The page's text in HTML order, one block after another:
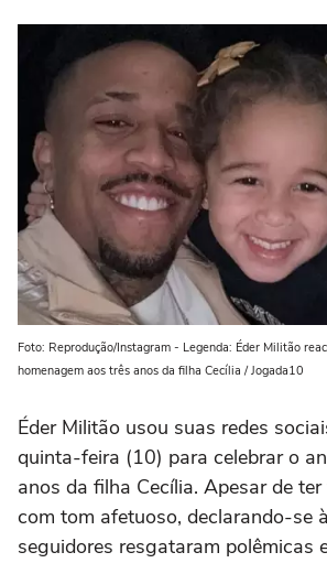
Foto: Reprodução/Instagram - Legenda: Éder Militão
homenagem aos três anos da filha Cecília / Jogada10
Éder Militão usou suas redes
quinta-feira (10) para celebrar o
anos da filha Cecília. Apesar de
com tom afetuoso, declarando-se
seguidores resgataram polêmicas